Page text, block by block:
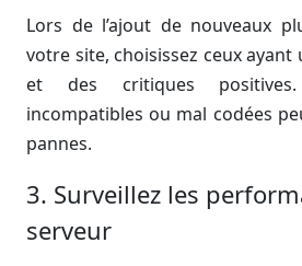
Lors de l’ajout de nouveaux
votre site, choisissez ceux
et des critiques
incompatibles ou mal codées
pannes.
3. Surveillez les
serveur